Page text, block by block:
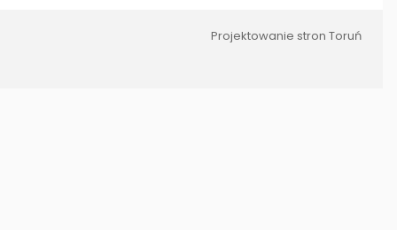
Projektowanie stron Toruń